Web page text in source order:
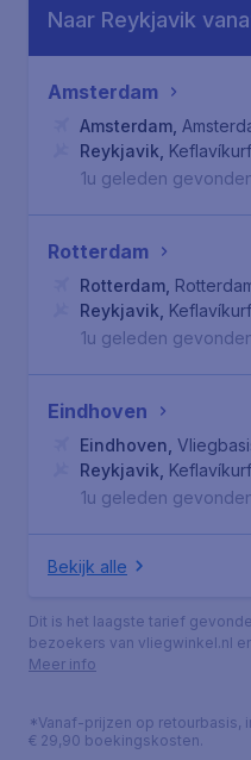
Naar Reykjavik
Amsterdam
Amsterdam
Reykjavik
1u geleden
Rotterdam
Rotterdam
Reykjavik
1u geleden
Eindhoven
Eindhoven
Reykjavik
1u geleden
Bekijk alle
Dit is het laagste tarief
bezoekers van vliegwinkel.nl
Meer info
*Vanaf-prijzen op retourbasis,
€ 29,90 boekingskosten.